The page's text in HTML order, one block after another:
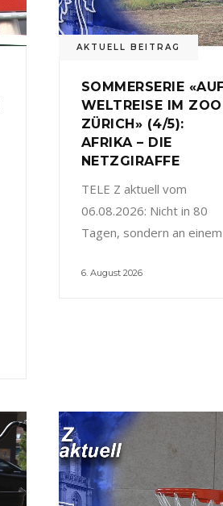
AKTUELL BEITRAG
SOMMERSERIE
WELTREISE IM ZOO
ZÜRICH» (4/5):
AFRIKA – DIE
NETZGIRAFFE
TELE Z aktuell vom
06.08.2026: Nicht in 80
Tagen, sondern an einem
6. August 2026